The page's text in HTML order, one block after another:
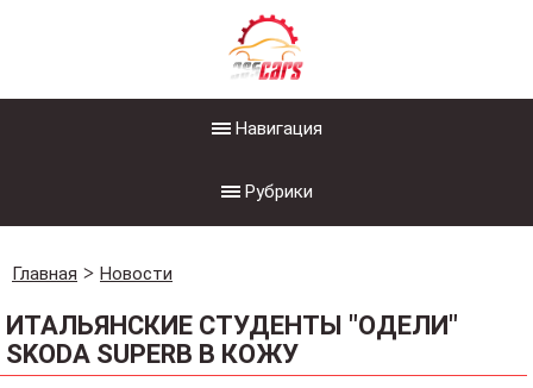
Навигация
Рубрики
Главная Новости
ИТАЛЬЯНСКИЕ СТУДЕНТЫ "ОДЕЛИ"
SKODA SUPERB В КОЖУ